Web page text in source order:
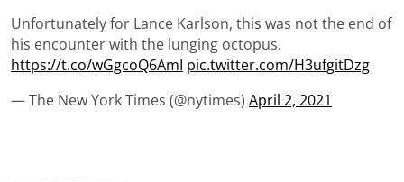
Unfortunately for Lance Karlson, this was not the end of
his encounter with the lunging octopus.
https://t.co/wGgcoQ6AmI pic.twitter.com/H3ufgitDzg
— The New York Times (@nytimes) April 2, 2021